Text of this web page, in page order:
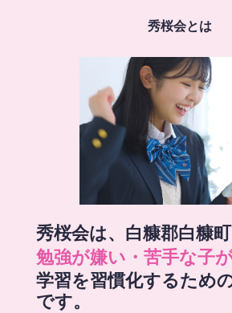
秀桜会とは
秀桜会は、白糠郡白糠
勉強が嫌い・苦手な子
学習を習慣化するため
です。